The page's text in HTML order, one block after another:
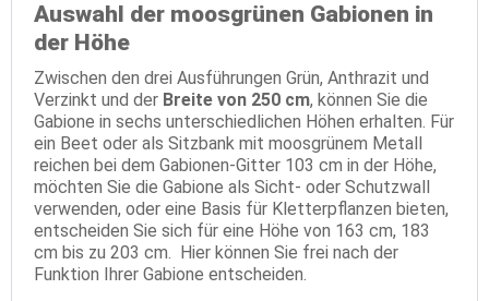
Auswahl der moosgrünen Gabionen in
der Höhe
Zwischen den drei Ausführungen Grün, Anthrazit und
Verzinkt und der Breite von 250 cm, können Sie die
Gabione in sechs unterschiedlichen Höhen erhalten. Für
ein Beet oder als Sitzbank mit moosgrünem Metall
reichen bei dem Gabionen-Gitter 103 cm in der Höhe,
möchten Sie die Gabione als Sicht- oder Schutzwall
verwenden, oder eine Basis für Kletterpflanzen bieten,
entscheiden Sie sich für eine Höhe von 163 cm, 183
cm bis zu 203 cm. Hier können Sie frei nach der
Funktion Ihrer Gabione entscheiden.